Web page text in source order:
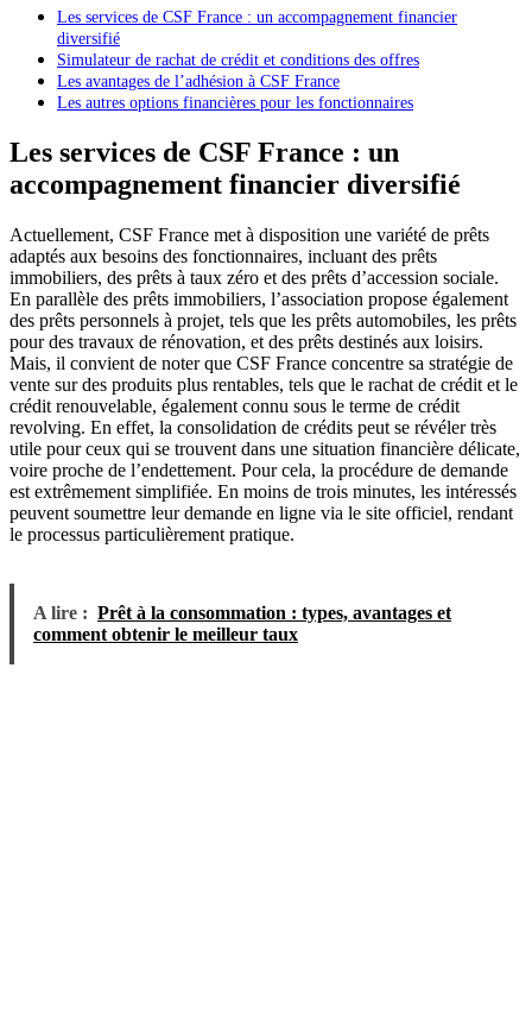
Les services de CSF France : un accompagnement financier
diversifié
Simulateur de rachat de crédit et conditions des offres
Les avantages de l’adhésion à CSF France
Les autres options financières pour les fonctionnaires
Les services de CSF France : un
accompagnement financier diversifié
Actuellement, CSF France met à disposition une variété de prêts
adaptés aux besoins des fonctionnaires, incluant des prêts
immobiliers, des prêts à taux zéro et des prêts d’accession sociale.
En parallèle des prêts immobiliers, l’association propose également
des prêts personnels à projet, tels que les prêts automobiles, les prêts
pour des travaux de rénovation, et des prêts destinés aux loisirs.
Mais, il convient de noter que CSF France concentre sa stratégie de
vente sur des produits plus rentables, tels que le rachat de crédit et le
crédit renouvelable, également connu sous le terme de crédit
revolving. En effet, la consolidation de crédits peut se révéler très
utile pour ceux qui se trouvent dans une situation financière délicate,
voire proche de l’endettement. Pour cela, la procédure de demande
est extrêmement simplifiée. En moins de trois minutes, les intéressés
peuvent soumettre leur demande en ligne via le site officiel, rendant
le processus particulièrement pratique.
A lire : Prêt à la consommation : types, avantages et
comment obtenir le meilleur taux